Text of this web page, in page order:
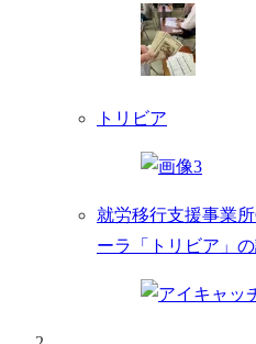
トリビア
就労移行支援事業所
ーラ「トリビア」